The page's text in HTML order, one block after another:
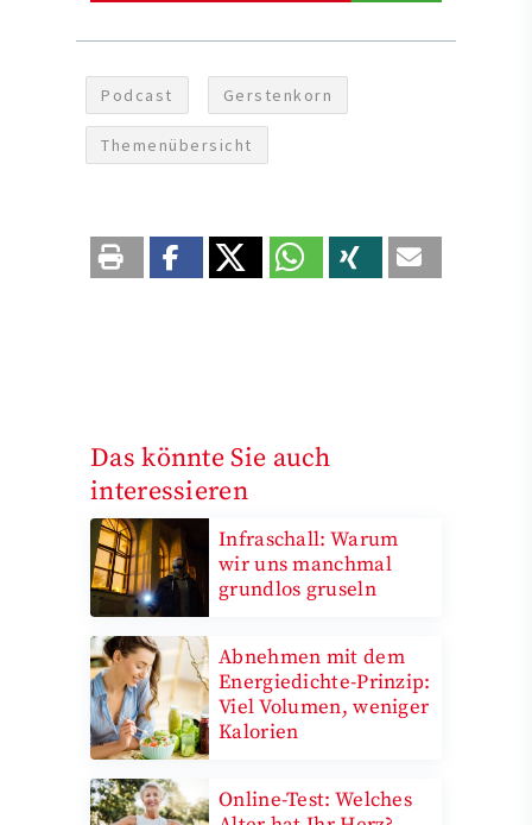
Podcast Gerstenkorn
Themenübersicht
Das könnte Sie auch
interessieren
Infraschall: Warum
wir uns manchmal
grundlos gruseln
Abnehmen mit dem
Energiedichte-Prinzip:
Viel Volumen, weniger
Kalorien
Online-Test: Welches